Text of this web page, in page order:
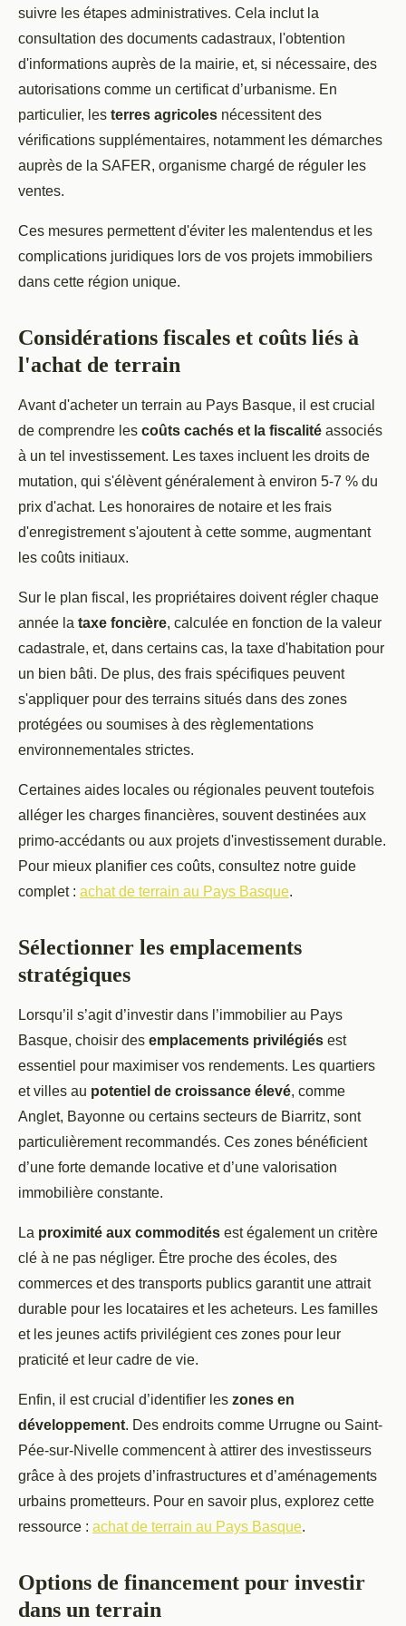
suivre les étapes administratives. Cela inclut la
consultation des documents cadastraux, l'obtention
d'informations auprès de la mairie, et, si nécessaire, des
autorisations comme un certificat d’urbanisme. En
particulier, les terres agricoles nécessitent des
vérifications supplémentaires, notamment les démarches
auprès de la SAFER, organisme chargé de réguler les
ventes.
Ces mesures permettent d'éviter les malentendus et les
complications juridiques lors de vos projets immobiliers
dans cette région unique.
Considérations fiscales et coûts liés à
l'achat de terrain
Avant d'acheter un terrain au Pays Basque, il est crucial
de comprendre les coûts cachés et la fiscalité associés
à un tel investissement. Les taxes incluent les droits de
mutation, qui s'élèvent généralement à environ 5-7 % du
prix d'achat. Les honoraires de notaire et les frais
d'enregistrement s'ajoutent à cette somme, augmentant
les coûts initiaux.
Sur le plan fiscal, les propriétaires doivent régler chaque
année la taxe foncière, calculée en fonction de la valeur
cadastrale, et, dans certains cas, la taxe d'habitation pour
un bien bâti. De plus, des frais spécifiques peuvent
s'appliquer pour des terrains situés dans des zones
protégées ou soumises à des règlementations
environnementales strictes.
Certaines aides locales ou régionales peuvent toutefois
alléger les charges financières, souvent destinées aux
primo-accédants ou aux projets d'investissement durable.
Pour mieux planifier ces coûts, consultez notre guide
complet : achat de terrain au Pays Basque.
Sélectionner les emplacements
stratégiques
Lorsqu’il s’agit d’investir dans l’immobilier au Pays
Basque, choisir des emplacements privilégiés est
essentiel pour maximiser vos rendements. Les quartiers
et villes au potentiel de croissance élevé, comme
Anglet, Bayonne ou certains secteurs de Biarritz, sont
particulièrement recommandés. Ces zones bénéficient
d’une forte demande locative et d’une valorisation
immobilière constante.
La proximité aux commodités est également un critère
clé à ne pas négliger. Être proche des écoles, des
commerces et des transports publics garantit une attrait
durable pour les locataires et les acheteurs. Les familles
et les jeunes actifs privilégient ces zones pour leur
praticité et leur cadre de vie.
Enfin, il est crucial d’identifier les zones en
développement. Des endroits comme Urrugne ou Saint-
Pée-sur-Nivelle commencent à attirer des investisseurs
grâce à des projets d’infrastructures et d’aménagements
urbains prometteurs. Pour en savoir plus, explorez cette
ressource : achat de terrain au Pays Basque.
Options de financement pour investir
dans un terrain